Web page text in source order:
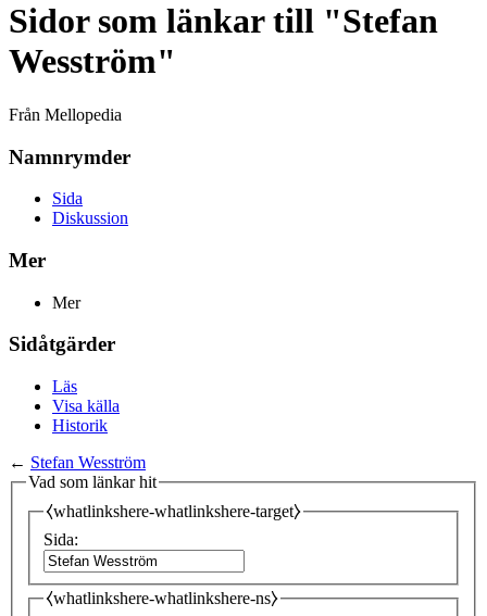
Sidor som länkar till "Stefan
Wesström"
Från Mellopedia
Namnrymder
Sida
Diskussion
Mer
Mer
Sidåtgärder
Läs
Visa källa
Historik
← Stefan Wesström
Vad som länkar hit
⧼whatlinkshere-whatlinkshere-target⧽
Sida:
⧼whatlinkshere-whatlinkshere-ns⧽